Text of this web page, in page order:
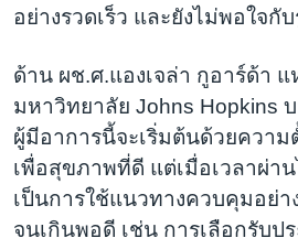
อย่างรวดเร็ว และยังไม่พอใจกั
ด้าน ผช.ศ.แองเจล่า กูอาร์ด้า แ
มหาวิทยาลัย Johns Hopkins
ผู้มีอาการนี้จะเริ่มต้นด้วยความ
เพื่อสุขภาพที่ดี แต่เมื่อเวลาผ่า
เป็นการใช้แนวทางควบคุมอย่า
จนเกินพอดี เช่น การเลือกรับป